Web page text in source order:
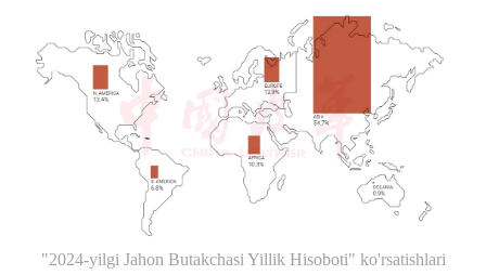
"2024-yilgi Jahon Butakchasi Yillik Hisoboti" ko'rsatishlari